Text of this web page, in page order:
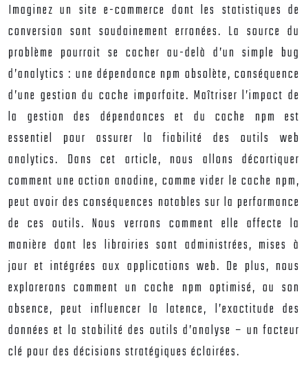
Imaginez un site e-commerce dont les statistiques de
conversion sont soudainement erronées. La source du
problème pourrait se cacher au-delà d’un simple bug
d’analytics : une dépendance npm obsolète, conséquence
d’une gestion du cache imparfaite. Maîtriser l’impact de
la gestion des dépendances et du cache npm est
essentiel pour assurer la fiabilité des outils web
analytics. Dans cet article, nous allons décortiquer
comment une action anodine, comme vider le cache npm,
peut avoir des conséquences notables sur la performance
de ces outils. Nous verrons comment elle affecte la
manière dont les librairies sont administrées, mises à
jour et intégrées aux applications web. De plus, nous
explorerons comment un cache npm optimisé, ou son
absence, peut influencer la latence, l’exactitude des
données et la stabilité des outils d’analyse – un facteur
clé pour des décisions stratégiques éclairées.